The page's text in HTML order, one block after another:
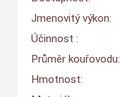
Jmenovitý výkon:
Účinnost :
Průměr kouřovodu:
Hmotnost: